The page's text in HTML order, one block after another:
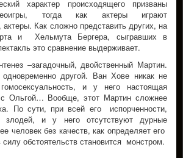
происходящего призваны
тогда как актеры играют
актеры. Как сложно представить других, на
и Хельмута Бергера, сыгравших в
это сравнение выдерживает.
–загадочный, двойственный Мартин.
другой. Ван Хове никак не
и у него настоящая
с Ольгой… Вообще, этот Мартин сложнее
По сути, при всей его испорченности,
злодей, и у него отсутствуют дурные
человек без качеств, как определяет его
обстоятельств становится монстром.